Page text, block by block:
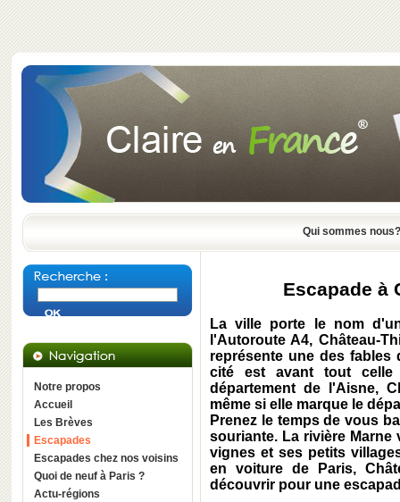
Qui sommes nous?
Notre propos
Accueil
Les Brèves
Escapades
Escapades chez nos voisins
Quoi de neuf à Paris ?
Actu-régions
Escapade à
La ville porte le nom
l'Autoroute A4, Château-
représente une des fables
cité est avant tout
département de l'Aisne,
même si elle marque le
Prenez le temps de vous
souriante. La rivière
vignes et ses petits
en voiture de Paris,
découvrir pour une